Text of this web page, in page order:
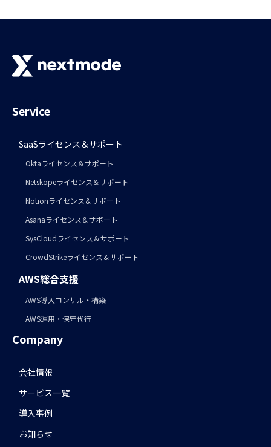
Service
SaaSライセンス＆サポート
Oktaライセンス＆サポート
Netskopeライセンス＆サポート
Notionライセンス＆サポート
Asanaライセンス＆サポート
SysCloudライセンス＆サポート
CrowdStrikeライセンス＆サポート
AWS総合支援
AWS導入コンサル・構築
AWS運用・保守代行
Company
会社情報
サービス一覧
導入事例
お知らせ